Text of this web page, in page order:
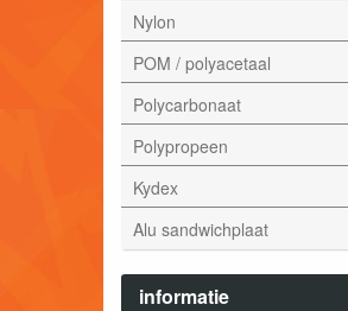
Nylon
POM / polyacetaal
Polycarbonaat
Polypropeen
Kydex
Alu sandwichplaat
informatie